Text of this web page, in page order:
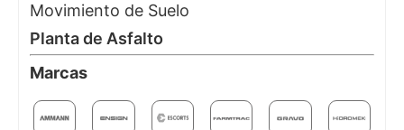
Movimiento de Suelo
Planta de Asfalto
Marcas